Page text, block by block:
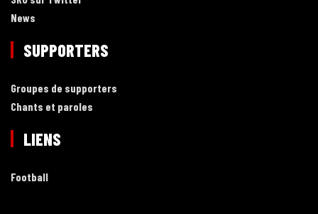
News
SUPPORTERS
Groupes de supporters
Chants et paroles
LIENS
Football